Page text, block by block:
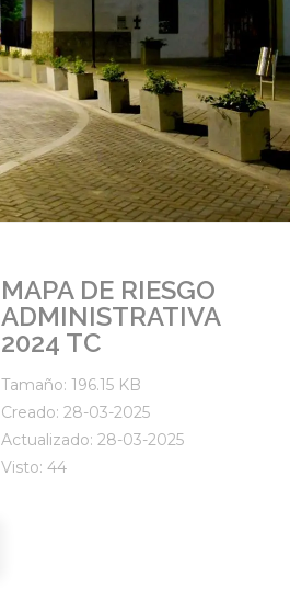
MAPA DE RIESGO
ADMINISTRATIVA
2024 TC
Tamaño: 196.15 KB
Creado: 28-03-2025
Actualizado: 28-03-2025
Visto: 44